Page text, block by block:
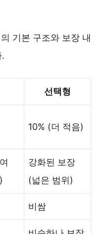
기본 구조와 보장 내
선택형
10% (더 적음)
강화된 보장
(넓은 범위)
비쌈